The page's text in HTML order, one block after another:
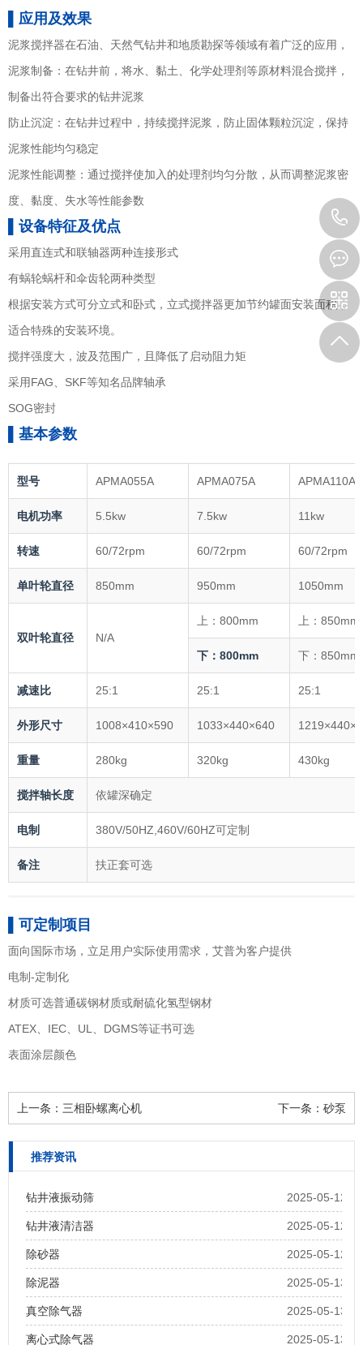
▌应用及效果
泥浆搅拌器在石油、天然气钻井和地质勘探等领域有着广泛的应用，
泥浆制备：在钻井前，将水、黏土、化学处理剂等原材料混合搅拌，
制备出符合要求的钻井泥浆
防止沉淀：在钻井过程中，持续搅拌泥浆，防止固体颗粒沉淀，保持
泥浆性能均匀稳定
泥浆性能调整：通过搅拌使加入的处理剂均匀分散，从而调整泥浆密
度、黏度、失水等性能参数
▌设备特征及优点
采用直连式和联轴器两种连接形式
有蜗轮蜗杆和伞齿轮两种类型
根据安装方式可分立式和卧式，立式搅拌器更加节约罐面安装面积，
适合特殊的安装环境。
搅拌强度大，波及范围广，且降低了启动阻力矩
采用FAG、SKF等知名品牌轴承
SOG密封
▌基本参数
型号 APMA055A APMA075A APMA110A
电机功率 5.5kw 7.5kw 11kw
转速 60/72rpm 60/72rpm 60/72rpm
单叶轮直径 850mm 950mm 1050mm
双叶轮直径 N/A
上：800mm 上：850mm
下：800mm 下：850mm
减速比 25:1 25:1 25:1
外形尺寸 1008×410×590 1033×440×640
重量 280kg 320kg 430kg
搅拌轴长度 依罐深确定
电制 380V/50HZ,460V/60HZ可定制
备注 扶正套可选
▌可定制项目
面向国际市场，立足用户实际使用需求，艾普为客户提供
电制-定制化
材质可选普通碳钢材质或耐硫化氢型钢材
ATEX、IEC、UL、DGMS等证书可选
表面涂层颜色
上一条： 三相卧螺离心机 下一条： 砂泵
推荐资讯
2025-05-12
钻井液振动筛
2025-05-12
钻井液清洁器
2025-05-12
除砂器
2025-05-13
除泥器
2025-05-13
真空除气器
2025-05-13
离心式除气器